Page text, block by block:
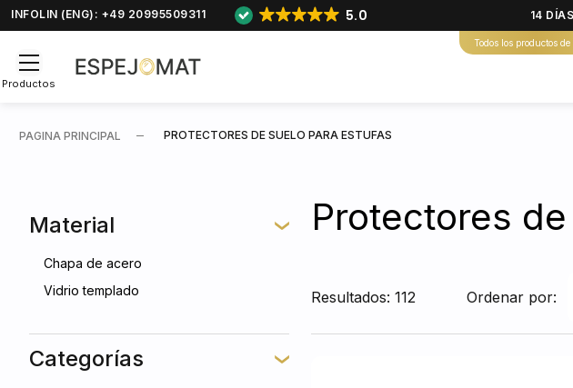
INFOLIN (ENG): +49 20995509311 5.0 14
Todos los productos
Productos
PAGINA PRINCIPAL PROTECTORES DE SUELO PARA ESTUFAS
Material
Chapa de acero
Vidrio templado
Categorías
Protectores
Resultados: 112 Ordenar por: